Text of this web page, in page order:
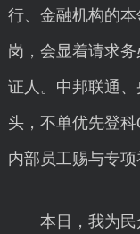
行、金融机构的
岗，会显着请求
证人。中邦联通
头，不单优先登
内部员工赐与专项
本日，我为民